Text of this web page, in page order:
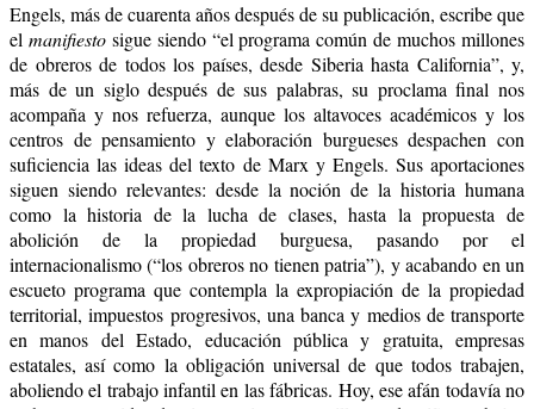
Engels, más de cuarenta años después de su publicación, escribe que
el manifiestosigue siendo “el programa común de muchos millones
de obreros de todos los países, desde Siberia hasta California”, y,
más de un siglo después de sus palabras, su proclama final nos
acompaña y nos refuerza, aunque los altavoces académicos y los
centros de pensamiento y elaboración burgueses despachen con
suficiencia las ideas del texto de Marx y Engels. Sus aportaciones
siguen siendo relevantes: desde la noción de la historia humana
como la historia de la lucha de clases, hasta la propuesta de
abolición de la propiedad burguesa, pasando por el
internacionalismo (“los obreros no tienen patria”), y acabando en un
escueto programa que contempla la expropiación de la propiedad
territorial, impuestos progresivos, una banca y medios de transporte
en manos del Estado, educación pública y gratuita, empresas
estatales, así como la obligación universal de que todos trabajen,
aboliendo el trabajo infantil en las fábricas. Hoy, ese afán todavía no